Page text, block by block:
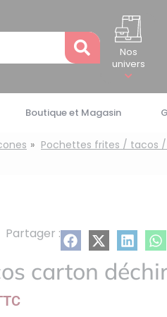
Nos
univers
Boutique et Magasin
Pochettes frites / tacos /
Partager :
carton